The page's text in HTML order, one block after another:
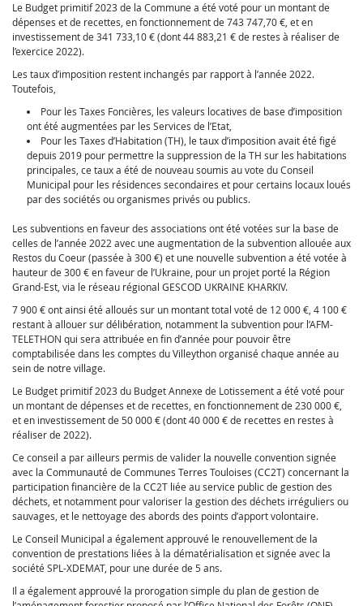
Le Budget primitif 2023 de la Commune a été voté pour un montant de
dépenses et de recettes, en fonctionnement de 743 747,70 €, et en
investissement de 341 733,10 € (dont 44 883,21 € de restes à réaliser de
l’exercice 2022).
Les taux d’imposition restent inchangés par rapport à l’année 2022.
Toutefois,
Pour les Taxes Foncières, les valeurs locatives de base d’imposition
ont été augmentées par les Services de l’Etat,
Pour les Taxes d’Habitation (TH), le taux d’imposition avait été figé
depuis 2019 pour permettre la suppression de la TH sur les habitations
principales, ce taux a été de nouveau soumis au vote du Conseil
Municipal pour les résidences secondaires et pour certains locaux loués
par des sociétés ou organismes privés ou publics.
Les subventions en faveur des associations ont été votées sur la base de
celles de l’année 2022 avec une augmentation de la subvention allouée aux
Restos du Coeur (passée à 300 €) et une nouvelle subvention a été votée à
hauteur de 300 € en faveur de l’Ukraine, pour un projet porté la Région
Grand-Est, via le réseau régional GESCOD UKRAINE KHARKIV.
7 900 € ont ainsi été alloués sur un montant total voté de 12 000 €, 4 100 €
restant à allouer sur délibération, notamment la subvention pour l’AFM-
TELETHON qui sera attribuée en fin d’année pour pouvoir être
comptabilisée dans les comptes du Villeython organisé chaque année au
sein de notre village.
Le Budget primitif 2023 du Budget Annexe de Lotissement a été voté pour
un montant de dépenses et de recettes, en fonctionnement de 230 000 €,
et en investissement de 50 000 € (dont 40 000 € de recettes en restes à
réaliser de 2022).
Ce conseil a par ailleurs permis de valider la nouvelle convention signée
avec la Communauté de Communes Terres Touloises (CC2T) concernant la
participation financière de la CC2T liée au service public de gestion des
déchets, et notamment pour valoriser la gestion des déchets irréguliers ou
sauvages, et le nettoyage des abords des points d’apport volontaire.
Le Conseil Municipal a également approuvé le renouvellement de la
convention de prestations liées à la dématérialisation et signée avec la
société SPL-XDEMAT, pour une durée de 5 ans.
Il a également approuvé la prorogation simple du plan de gestion de